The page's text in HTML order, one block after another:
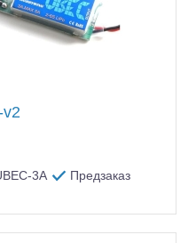
v2
3A Предзаказ